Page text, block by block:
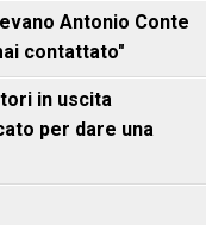
Antonio Conte
contattato"
in uscita
per dare una